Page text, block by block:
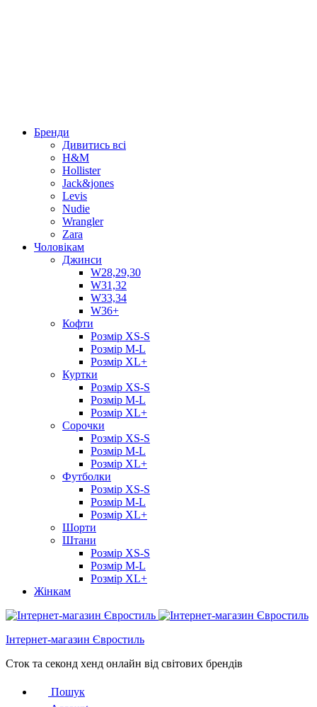
Бренди
Дивитись всі
H&M
Hollister
Jack&jones
Levis
Nudie
Wrangler
Zara
Чоловікам
Джинси
W28,29,30
W31,32
W33,34
W36+
Кофти
Розмір XS-S
Розмір M-L
Розмір XL+
Куртки
Розмір XS-S
Розмір M-L
Розмір XL+
Сорочки
Розмір XS-S
Розмір M-L
Розмір XL+
Футболки
Розмір XS-S
Розмір M-L
Розмір XL+
Шорти
Штани
Розмір XS-S
Розмір M-L
Розмір XL+
Жінкам
Інтернет-магазин Євростиль
Сток та секонд хенд онлайн від світових брендів
Пошук